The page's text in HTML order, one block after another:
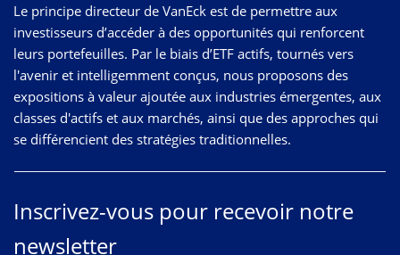
Le principe directeur de VanEck est de permettre aux
investisseurs d’accéder à des opportunités qui renforcent
leurs portefeuilles. Par le biais d’ETF actifs, tournés vers
l'avenir et intelligemment conçus, nous proposons des
expositions à valeur ajoutée aux industries émergentes, aux
classes d'actifs et aux marchés, ainsi que des approches qui
se différencient des stratégies traditionnelles.
Inscrivez-vous pour recevoir notre
newsletter